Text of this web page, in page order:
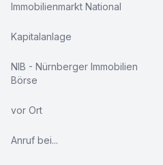
Immobilienmarkt National
Kapitalanlage
NIB - Nürnberger Immobilien
Börse
vor Ort
Anruf bei...